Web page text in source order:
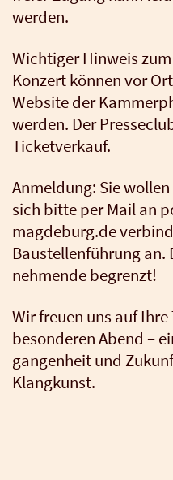
wer­den.
Wich­ti­ger Hin­weis
Kon­zert kön­nen vor
Web­site der
wer­den. Der
Ticket­ver­kauf.
Anmel­dung: Sie
sich bit­te per Mail an
magdeburg.de
Bau­stel­len­füh­rung an.
neh­men­de begrenzt!
Wir freu­en uns auf
beson­de­ren Abend –
gan­gen­heit und
Klang­kunst.